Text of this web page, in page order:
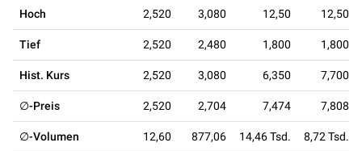
Hoch 2,520 3,080 12,50 12,50
Tief 2,520 2,480 1,800 1,800
Hist. Kurs 2,520 3,080 6,350 7,700
∅-Preis 2,520 2,704 7,474 7,808
∅-Volumen 12,60 877,06 14,46 Tsd. 8,72 Tsd.